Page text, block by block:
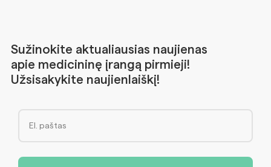
Sužinokite aktualiausias naujienas
apie medicininę įrangą pirmieji!
Užsisakykite naujienlaiškį!